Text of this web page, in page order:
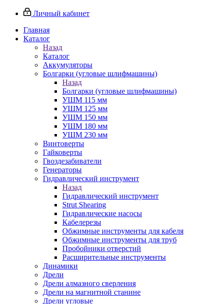
Личный кабинет
Главная
Каталог
Назад
Каталог
Аккумуляторы
Болгарки (угловые шлифмашины)
Назад
Болгарки (угловые шлифмашины)
УШМ 115 мм
УШМ 125 мм
УШМ 150 мм
УШМ 180 мм
УШМ 230 мм
Винтоверты
Гайковерты
Гвоздезабиватели
Генераторы
Гидравлический инструмент
Назад
Гидравлический инструмент
Strut Shearing
Гидравлические насосы
Кабелерезы
Обжимные инструменты для кабеля
Обжимные инструменты для труб
Пробойники отверстий
Расширительные инструменты
Динамики
Дрели
Дрели алмазного сверления
Дрели на магнитной станине
Дрели угловые